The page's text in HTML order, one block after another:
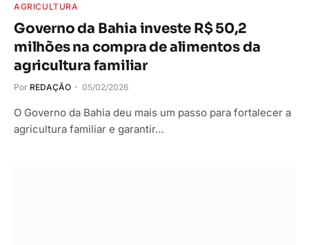
AGRICULTURA
Governo da Bahia investe R$ 50,2
milhões na compra de alimentos da
agricultura familiar
Por REDAÇÃO 05/02/2026
O Governo da Bahia deu mais um passo para fortalecer a
agricultura familiar e garantir…